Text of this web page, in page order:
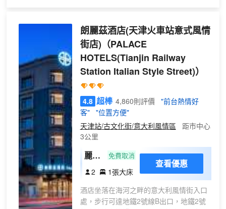
意時光。
置與便捷的交通網絡。酒店客房經精心規
劃，多種房型各具特色，處處彰顯古典與
高雅格調。客房內部設施一應俱全，環境
温馨怡人，致力於為您營造舒適的休憩天
地。此外，我們配備了多元化的服務設
施，包括風味獨特的自助餐廳，為您帶來
舌尖上的美妙旅程；功能齊全的會議室。
滿足您從商務會議室到休閒娛樂的需求，
在這裏，無論是商務差旅還是休閒度假都
能找到屬於自己的樂趣與便利。酒店誠摯
地邀請您前來體驗，感受這份來自天津的
朗麗茲酒店(天津火車站意式風情
街店) （PALACE
HOTELS(Tianjin Railway
Station Italian Style Street)）
4.8 超棒 4,860則評價
"前台熱情好
客"
"位置方便"
天津站/古文化街/意大利風情區
距市中心
3公里
麗茲
大床
（65
寸可
免費取消
2 1張大床
查看優惠
酒店坐落在海河之畔的意大利風情街入口
處，步行可達地鐵2號線B出口，地鐵2號